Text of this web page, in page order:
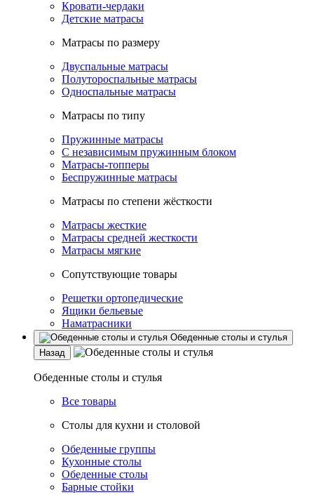
Кровати-чердаки
Детские матрасы
Матрасы по размеру
Двуспальные матрасы
Полутороспальные матрасы
Односпальные матрасы
Матрасы по типу
Пружинные матрасы
С независимым пружинным блоком
Матрасы-топперы
Беспружинные матрасы
Матрасы по степени жёсткости
Матрасы жесткие
Матрасы средней жесткости
Матрасы мягкие
Сопутствующие товары
Решетки ортопедические
Ящики бельевые
Наматрасники
Обеденные столы и стулья
Назад
Обеденные столы и стулья
Все товары
Столы для кухни и столовой
Обеденные группы
Кухонные столы
Обеденные столы
Барные стойки